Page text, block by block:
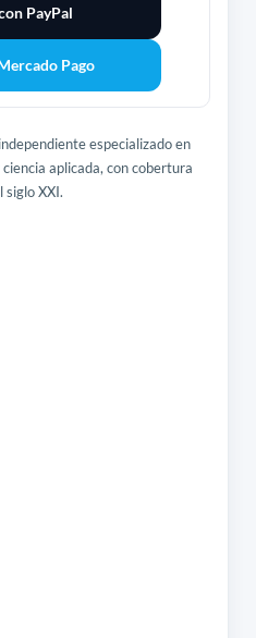
PayPal
Pago
especializado en
aplicada, con cobertura
siglo XXI.